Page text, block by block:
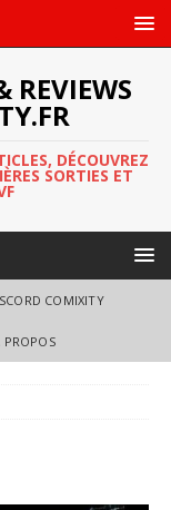
REVIEWS
DÉCOUVREZ
SORTIES ET
COMIXITY
PROPOS